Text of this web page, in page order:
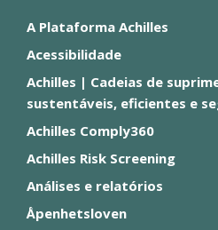
A Plataforma Achilles
Acessibilidade
Achilles | Cadeias de
sustentáveis, eficientes e
Achilles Comply360
Achilles Risk Screening
Análises e relatórios
Åpenhetsloven